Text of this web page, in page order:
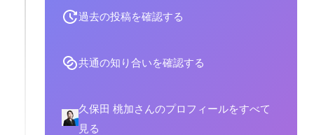
過去の投稿を確認する
共通の知り合いを確認する
久保田 桃加さんのプロフィールをすべて
見る